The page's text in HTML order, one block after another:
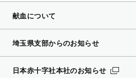
献血について
埼玉県支部からのお知らせ
日本赤十字社本社のお知らせ